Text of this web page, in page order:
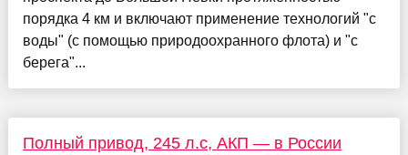
порядка 4 км и включают применение технологий "с
воды" (с помощью природоохранного флота) и "с
берега"...
Полный привод, 245 л.с, АКП — в России